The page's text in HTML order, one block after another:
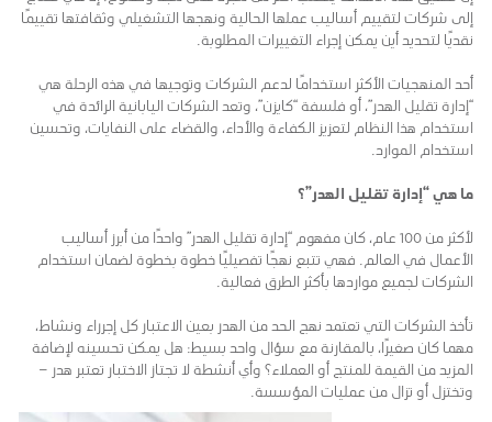
إلى شركات لتقييم أساليب عملها الحالية ونهجها التشغيلي وثقافتها تقييمًا
نقديًا لتحديد أين يمكن إجراء التغييرات المطلوبة.
أحد المنهجيات الأكثر استخدامًا لدعم الشركات وتوجيها في هذه الرحلة هي
“إدارة تقليل الهدر”، أو فلسفة “كايزن”، وتعد الشركات اليابانية الرائدة في
استخدام هذا النظام لتعزيز الكفاءة والأداء، والقضاء على النفايات، وتحسين
استخدام الموارد.
ما هي “إدارة تقليل الهدر”؟
لأكثر من 100 عام، كان مفهوم “إدارة تقليل الهدر” واحدًا من أبرز أساليب
الأعمال في العالم. فهي تتبع نهجًا تفصيليًا خطوة بخطوة لضمان استخدام
الشركات لجميع مواردها بأكثر الطرق فعالية.
تأخذ الشركات التي تعتمد نهج الحد من الهدر بعين الاعتبار كل إجرراء ونشاط،
مهما كان صغيرًا، بالمقارنة مع سؤال واحد بسيط: هل يمكن تحسينه لإضافة
المزيد من القيمة للمنتج أو العملاء؟ وأي أنشطة لا تجتاز الاختبار تعتبر هدر –
وتختزل أو تزال من عمليات المؤسسة.